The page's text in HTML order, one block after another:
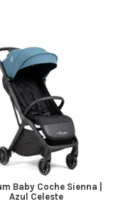
Baby Coche Sienna |
Azul Celeste